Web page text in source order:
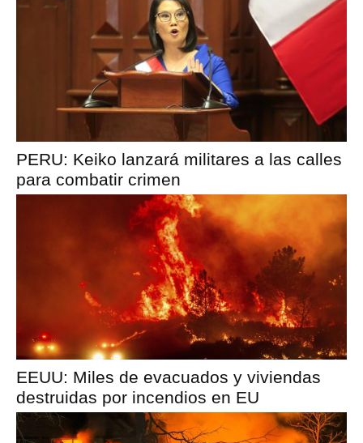
PERU: Keiko lanzará militares a las calles
para combatir crimen
EEUU: Miles de evacuados y viviendas
destruidas por incendios en EU